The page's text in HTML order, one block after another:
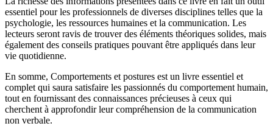
essentiel pour les professionnels de diverses disciplines telles que la
psychologie, les ressources humaines et la communication. Les
lecteurs seront ravis de trouver des éléments théoriques solides, mais
également des conseils pratiques pouvant être appliqués dans leur
vie quotidienne.
En somme, Comportements et postures est un livre essentiel et
complet qui saura satisfaire les passionnés du comportement humain,
tout en fournissant des connaissances précieuses à ceux qui
cherchent à approfondir leur compréhension de la communication
non verbale.